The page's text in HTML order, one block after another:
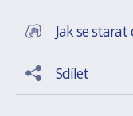
Jak se
Sdílet